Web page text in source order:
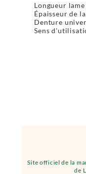
Site officiel de la
de
Longueur
Épaisseur de
Denture
Sens